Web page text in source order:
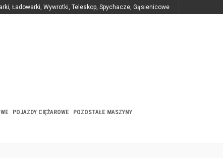
Ładowarki, Wywrotki, Teleskop, Spychacze, Gąsienicowe
POJAZDY CIĘŻAROWE POZOSTAŁE MASZYNY